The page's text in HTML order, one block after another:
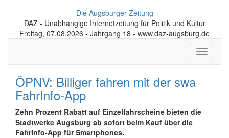
Die Augsburger Zeitung
DAZ - Unabhängige Internetzeitung für Politik und Kultur
Freitag, 07.08.2026 - Jahrgang 18 - www.daz-augsburg.de
Toggle
ÖPNV: Billiger fahren mit der swa
FahrInfo-App
Zehn Prozent Rabatt auf Einzel­fahr­scheine bieten die
Stadtwerke Augsburg ab sofort beim Kauf über die
FahrInfo-App für Smartphones.